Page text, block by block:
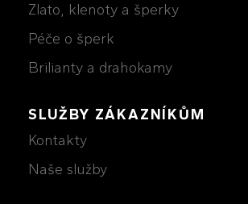
Zlato, klenoty a šperky
Péče o šperk
Brilianty a drahokamy
SLUŽBY ZÁKAZNÍKŮM
Kontakty
Naše služby